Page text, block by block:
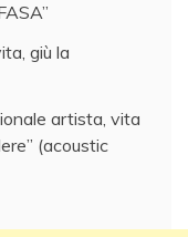
giù la
artista, vita
(acoustic